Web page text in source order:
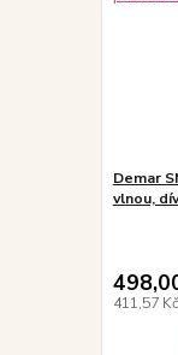
Demar
vlnou,
411,57 Kč